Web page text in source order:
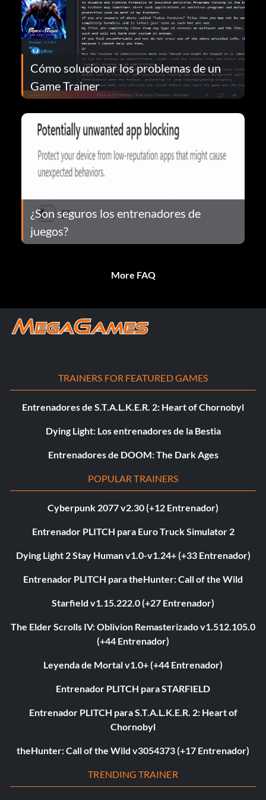
Cómo solucionar los problemas de un
Game Trainer
¿Son seguros los entrenadores de
juegos?
More FAQ
TRAINERS FOR FEATURED GAMES
Entrenadores de S.T.A.L.K.E.R. 2: Heart of Chornobyl
Dying Light: Los entrenadores de la Bestia
Entrenadores de DOOM: The Dark Ages
POPULAR TRAINERS
Cyberpunk 2077 v2.30 (+12 Entrenador)
Entrenador PLITCH para Euro Truck Simulator 2
Dying Light 2 Stay Human v1.0-v1.24+ (+33 Entrenador)
Entrenador PLITCH para theHunter: Call of the Wild
Starfield v1.15.222.0 (+27 Entrenador)
The Elder Scrolls IV: Oblivion Remasterizado v1.512.105.0
(+44 Entrenador)
Leyenda de Mortal v1.0+ (+44 Entrenador)
Entrenador PLITCH para STARFIELD
Entrenador PLITCH para S.T.A.L.K.E.R. 2: Heart of
Chornobyl
theHunter: Call of the Wild v3054373 (+17 Entrenador)
TRENDING TRAINER